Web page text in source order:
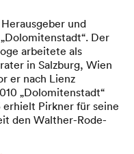
und
Der
arbeitete als
in Salzburg, Wien
er nach Lienz
„Dolomitenstadt“
erhielt Pirkner für seine
den Walther-Rode-